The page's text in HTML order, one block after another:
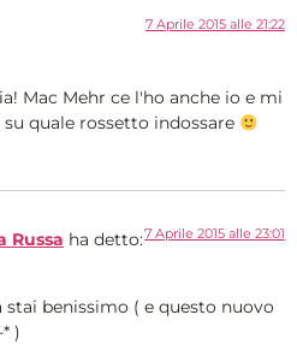
7 Aprile 2015 alle 21:22
Mac Mehr ce l'ho anche io e mi
quale rossetto indossare
Russa ha detto:7 Aprile 2015 alle 23:01
stai benissimo ( e questo nuovo
)